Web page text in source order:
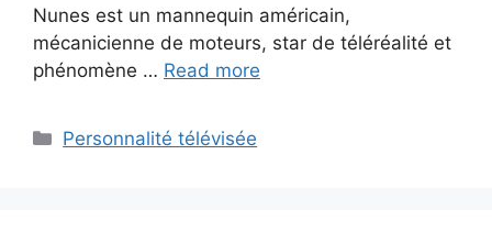
Nunes est un mannequin américain,
mécanicienne de moteurs, star de téléréalité et
phénomène … Read more
Categories
Personnalité télévisée